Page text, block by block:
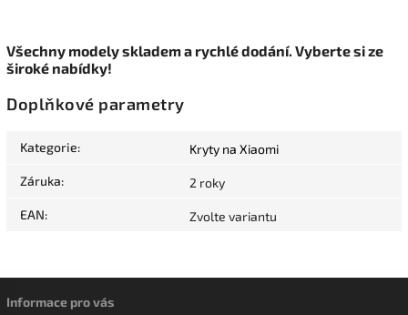
Všechny modely skladem a rychlé dodání. Vyberte si ze
široké nabídky!
Doplňkové parametry
Kategorie: Kryty na Xiaomi
Záruka: 2 roky
EAN: Zvolte variantu
Informace pro vás